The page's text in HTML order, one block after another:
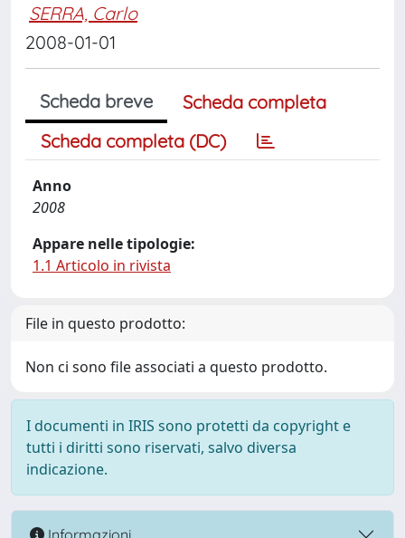
SERRA, Carlo
2008-01-01
Scheda breve
Scheda completa
Scheda completa (DC)
Anno
2008
Appare nelle tipologie:
1.1 Articolo in rivista
File in questo prodotto:
Non ci sono file associati a questo prodotto.
I documenti in IRIS sono protetti da copyright e
tutti i diritti sono riservati, salvo diversa
indicazione.
Informazioni